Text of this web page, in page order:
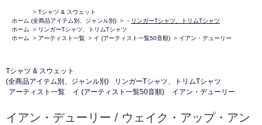
ホーム
> Tシャツ & スウェット
(全商品アイテム別、ジャンル別) > ・ リンガーTシャツ、トリムTシャツ
ホーム
> リンガーTシャツ、トリムTシャツ
ホーム
> アーティスト一覧 > イ (アーティスト一覧50音順) > イアン・デューリー
Tシャツ & スウェット
(全商品アイテム別、ジャンル別)
リンガーTシャツ、トリムTシャツ
アーティスト一覧
イ (アーティスト一覧50音順) イアン・デューリー
イアン・デューリー / ウェイク・アップ・アン